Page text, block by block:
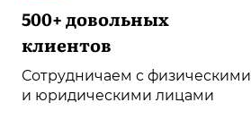
500+ довольных
клиентов
Сотрудничаем с физическими
и юридическими лицами